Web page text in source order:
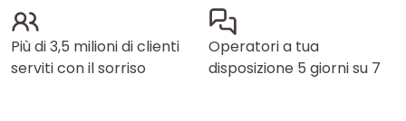
Più di 3,5 milioni di clienti
serviti con il sorriso
Operatori a tua
disposizione 5 giorni su 7